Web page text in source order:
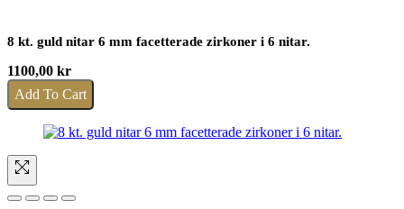
8 kt. guld nitar 6 mm facetterade zirkoner i 6 nitar.
1100,00 kr
Add To Cart